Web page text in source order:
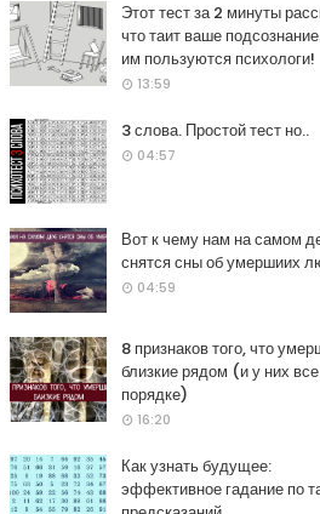
Этот тест за 2 минуты
что таит ваше
им пользуются психологи!
13:59
3 слова. Простой тест но..
04:57
Вот к чему нам на самом
снятся сны об умершиих
04:59
8 признаков того, что
близкие рядом (и у них
порядке)
16:20
Как узнать будущее:
эффективное гадание по